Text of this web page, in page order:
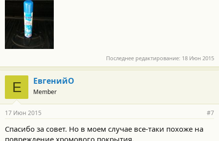
Последнее редактирование: 18 Июн 2015
Е ЕвгенийО
Member
17 Июн 2015 #7
Спасибо за совет. Но в моем случае все-таки похоже на
повреждение хромового покрытия.